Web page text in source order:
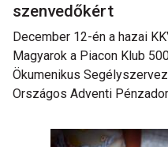
szenvedőkért
December 12-én a hazai
Magyarok a Piacon Klub
Ökumenikus
Országos Adventi